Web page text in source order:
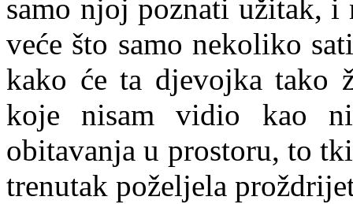
samo njoj poznati užitak,
veće što samo nekoliko
kako će ta djevojka tako
koje nisam vidio kao
obitavanja u prostoru, to
trenutak poželjela